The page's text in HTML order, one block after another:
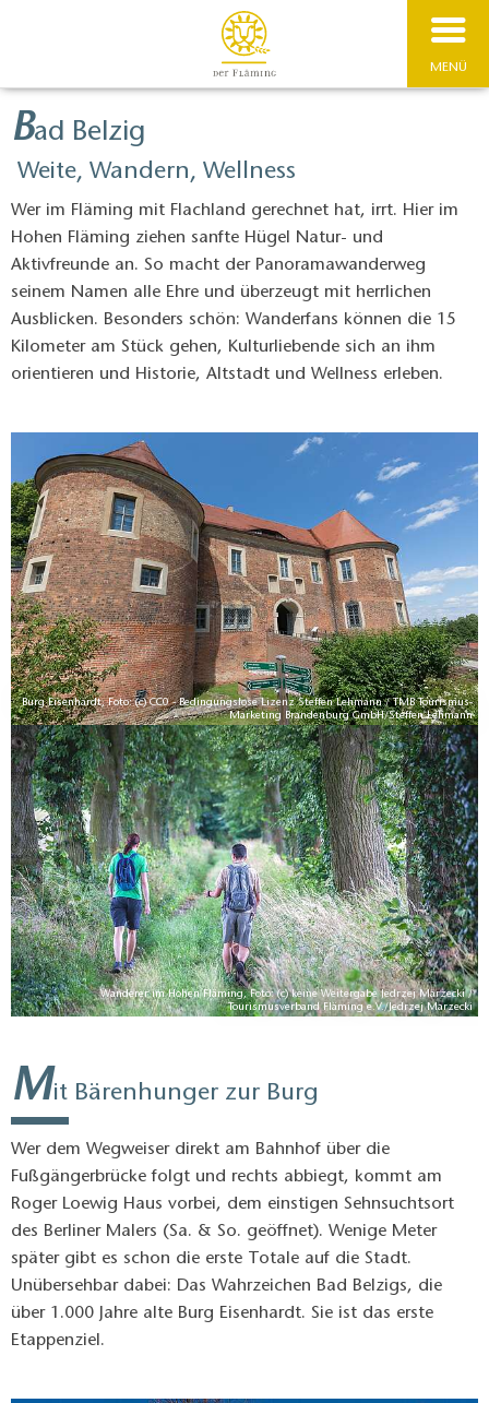
MENÜ
Bad Belzig
Weite, Wandern, Wellness
Wer im Fläming mit Flachland gerechnet hat, irrt. Hier im
Hohen Fläming ziehen sanfte Hügel Natur- und
Aktivfreunde an. So macht der Panoramawanderweg
seinem Namen alle Ehre und überzeugt mit herrlichen
Ausblicken. Besonders schön: Wanderfans können die 15
Kilometer am Stück gehen, Kulturliebende sich an ihm
orientieren und Historie, Altstadt und Wellness erleben.
Burg Eisenhardt, Foto: (c) CC0 - Bedingungslose Lizenz Steffen Lehmann / TMB Tourismus-
Marketing Brandenburg GmbH/Steffen Lehmann
Wanderer im Hohen Fläming, Foto: (c) keine Weitergabe Jedrzej Marzecki /
Tourismusverband Fläming e.V./Jedrzej Marzecki
Mit Bärenhunger zur Burg
Wer dem Wegweiser direkt am Bahnhof über die
Fußgängerbrücke folgt und rechts abbiegt, kommt am
Roger Loewig Haus vorbei, dem einstigen Sehnsuchtsort
des Berliner Malers (Sa. & So. geöffnet). Wenige Meter
später gibt es schon die erste Totale auf die Stadt.
Unübersehbar dabei: Das Wahrzeichen Bad Belzigs, die
über 1.000 Jahre alte Burg Eisenhardt. Sie ist das erste
Etappenziel.